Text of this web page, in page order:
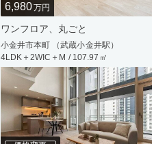
6,980万円
ワンフロア、丸ごと
小金井市本町 （武蔵小金井駅）
4LDK＋2WIC＋M / 107.97㎡